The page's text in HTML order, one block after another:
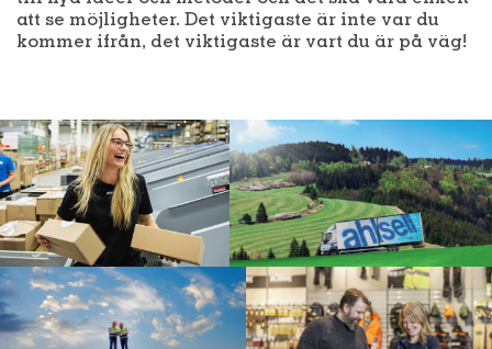
att se möjligheter. Det viktigaste är inte var du
kommer ifrån, det viktigaste är vart du är på väg!